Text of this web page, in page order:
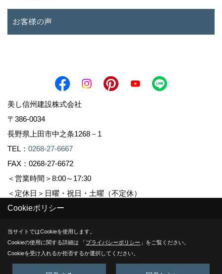
お客様の声
美し信州建設株式会社
〒386-0034
長野県上田市中之条1268－1
TEL： 0268-27-6667
FAX：0268-27-6672
＜営業時間＞8:00～17:30
＜定休日＞日曜・祝日・土曜（不定休）
Copyright (c) Sinshuu. All Rights Reserved.
Produced byゴデスクリエイト
Cookieポリシー
当サイトではCookieを使用します。
Cookieの使用に関する詳細は 「プライバシーポリシー 」をご覧ください。
Cookieを受け入れるか拒否するか選択してください。